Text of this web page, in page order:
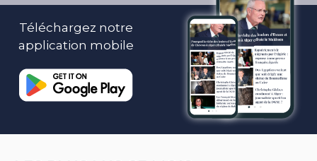
Téléchargez notre
application mobile